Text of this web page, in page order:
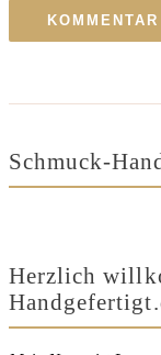
Schmuck-
Herzlich